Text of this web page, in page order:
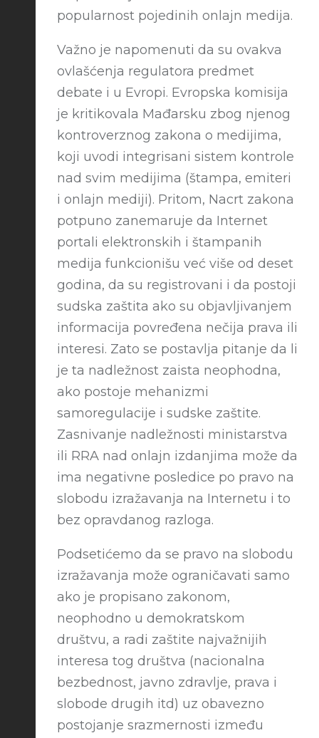
popularnost pojedinih onlajn medija.
Važno je napomenuti da su ovakva
ovlašćenja regulatora predmet
debate i u Evropi. Evropska komisija
je kritikovala Mađarsku zbog njenog
kontroverznog zakona o medijima,
koji uvodi integrisani sistem kontrole
nad svim medijima (štampa, emiteri
i onlajn mediji). Pritom, Nacrt zakona
potpuno zanemaruje da Internet
portali elektronskih i štampanih
medija funkcionišu već više od deset
godina, da su registrovani i da postoji
sudska zaštita ako su objavljivanjem
informacija povređena nečija prava ili
interesi. Zato se postavlja pitanje da li
je ta nadležnost zaista neophodna,
ako postoje mehanizmi
samoregulacije i sudske zaštite.
Zasnivanje nadležnosti ministarstva
ili RRA nad onlajn izdanjima može da
ima negativne posledice po pravo na
slobodu izražavanja na Internetu i to
bez opravdanog razloga.
Podsetićemo da se pravo na slobodu
izražavanja može ograničavati samo
ako je propisano zakonom,
neophodno u demokratskom
društvu, a radi zaštite najvažnijih
interesa tog društva (nacionalna
bezbednost, javno zdravlje, prava i
slobode drugih itd) uz obavezno
postojanje srazmernosti između